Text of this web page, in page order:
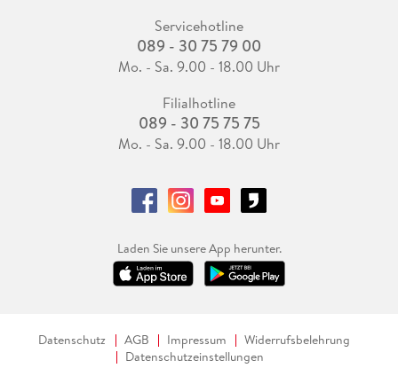
Servicehotline
089 - 30 75 79 00
Mo. - Sa. 9.00 - 18.00 Uhr
Filialhotline
089 - 30 75 75 75
Mo. - Sa. 9.00 - 18.00 Uhr
Laden Sie unsere App herunter.
Datenschutz AGB Impressum
Widerrufsbelehrung
Datenschutzeinstellungen